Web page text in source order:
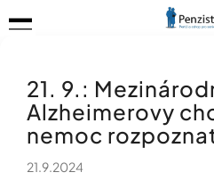
na
TIPY
PRO
PEVNÉ
ZDRAVÍ
Menu
21. 9.:
Alzheimerovy
nemoc
21.9.2024
o
C
o
p